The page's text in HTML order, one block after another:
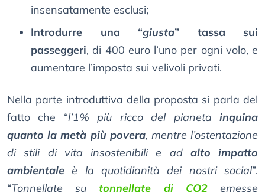
insensatamente esclusi;
Introdurre una “giusta” tassa sui
passeggeri, di 400 euro l’uno per ogni volo, e
aumentare l’imposta sui velivoli privati.
Nella parte introduttiva della proposta si parla del
fatto che “l’1% più ricco del pianetainquina
quanto la metà più povera, mentre l’ostentazione
di stili di vita insostenibili e ad alto impatto
ambientale è la quotidianità dei nostri social”.
“Tonnellate sutonnellate di CO2emesse